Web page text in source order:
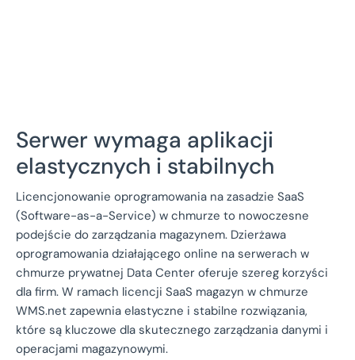
Serwer wymaga aplikacji
elastycznych i stabilnych
Licencjonowanie oprogramowania na zasadzie SaaS
(Software-as-a-Service) w chmurze to nowoczesne
podejście do zarządzania magazynem. Dzierżawa
oprogramowania działającego online na serwerach w
chmurze prywatnej Data Center oferuje szereg korzyści
dla firm. W ramach licencji SaaS magazyn w chmurze
WMS.net zapewnia elastyczne i stabilne rozwiązania,
które są kluczowe dla skutecznego zarządzania danymi i
operacjami magazynowymi.